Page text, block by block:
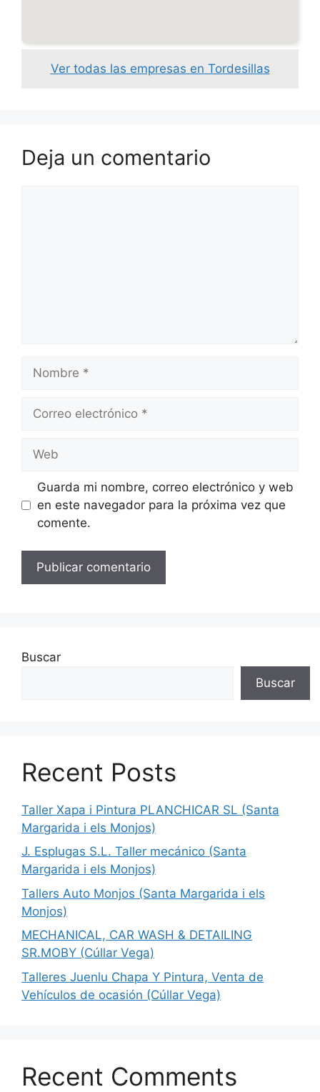
Ver todas las empresas en Tordesillas
Deja un comentario
Nombre
Correo
Web
Guarda mi nombre, correo electrónico y web
en este navegador para la próxima vez que
comente.
Buscar
Buscar
Recent Posts
Taller Xapa i Pintura PLANCHICAR SL (Santa
Margarida i els Monjos)
J. Esplugas S.L. Taller mecánico (Santa
Margarida i els Monjos)
Tallers Auto Monjos (Santa Margarida i els
Monjos)
MECHANICAL, CAR WASH & DETAILING
SR.MOBY (Cúllar Vega)
Talleres Juenlu Chapa Y Pintura, Venta de
Vehículos de ocasión (Cúllar Vega)
Recent Comments